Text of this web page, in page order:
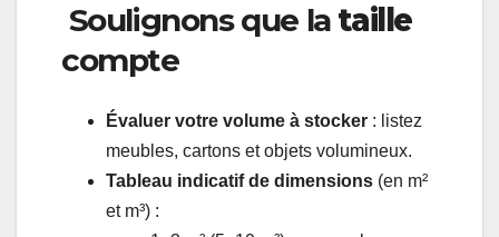
Soulignons que la taille
compte
Évaluer votre volume à stocker : listez
meubles, cartons et objets volumineux.
Tableau indicatif de dimensions (en m²
et m³) :